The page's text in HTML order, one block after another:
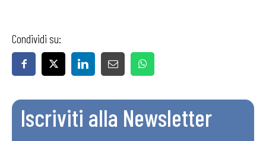
Condividi su:
Iscriviti alla Newsletter